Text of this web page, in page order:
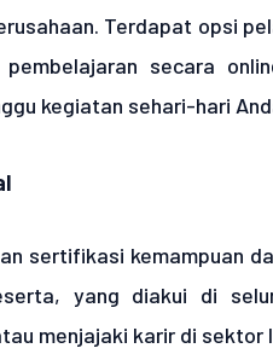
Terdapat opsi
secara
kegiatan sehari-hari
sertifikasi kemampuan
yang diakui di
menjajaki karir di sektor